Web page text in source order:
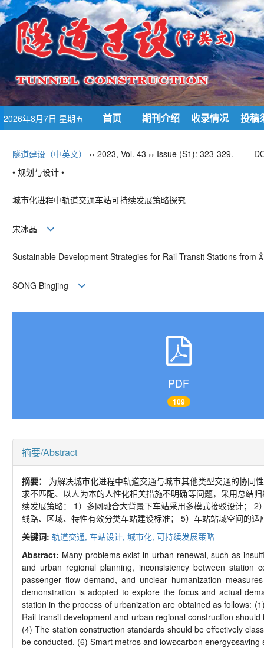
2026年8月7日 星期五 首页 期刊介绍 收录情况 投稿
隧道建设（中英文） ›› 2023, Vol. 43 ›› Issue (S1): 323-329.
• 规划与设计 •
城市化进程中轨道交通车站可持续发展策略探究
宋冰晶
Sustainable Development Strategies for Rail Transit Stations from 
SONG Bingjing
PDF
109
摘要/Abstract
摘要： 为解决城市化进程中轨道交通与城市其他类型交通的协同
求不匹配、以人为本的人性化相关措施不明确等问题，采用总结
续发展策略：
1）多网融合大背景下车站采用多模式接驳设计； 2
线路、区域、特性有效分类车站建设标准；
5）车站站域空间的适
关键词: 轨道交通, 车站设计, 城市化, 可持续发展策略
Abstract: Many problems exist in urban renewal, such as
and urban regional planning, inconsistency between station
passenger flow demand, and unclear humanization
demonstration is adopted to explore the focus and actual
station in the process of urbanization are obtained as follows:
Rail transit development and urban regional construction
(4) The station construction standards should be effectively
be conducted. (6) Smart metros and lowcarbon energysaving